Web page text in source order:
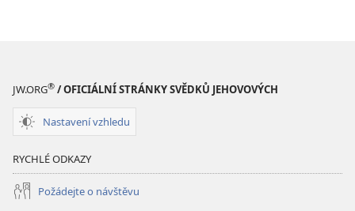
JW.ORG® / OFICIÁLNÍ STRÁNKY SVĚDKŮ JEHOVOVÝCH
Nastavení vzhledu
RYCHLÉ ODKAZY
Požádejte o návštěvu